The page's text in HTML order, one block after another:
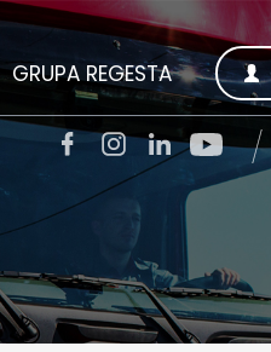
GRUPA REGESTA
REGESTA S.A.
QUALITY TRANS
SOLAR-R